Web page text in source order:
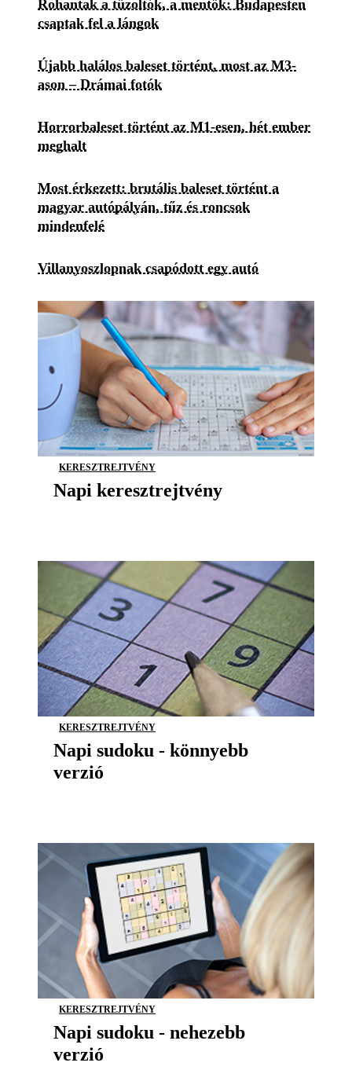
Rohantak a tűzoltók, a mentők: Budapesten
csaptak fel a lángok
Újabb halálos baleset történt, most az M3-
ason – Drámai fotók
Horrorbaleset történt az M1-esen, hét ember
meghalt
Most érkezett: brutális baleset történt a
magyar autópályán, tűz és roncsok
mindenfelé
Villanyoszlopnak csapódott egy autó
KERESZTREJTVÉNY
Napi keresztrejtvény
KERESZTREJTVÉNY
Napi sudoku - könnyebb
verzió
KERESZTREJTVÉNY
Napi sudoku - nehezebb
verzió